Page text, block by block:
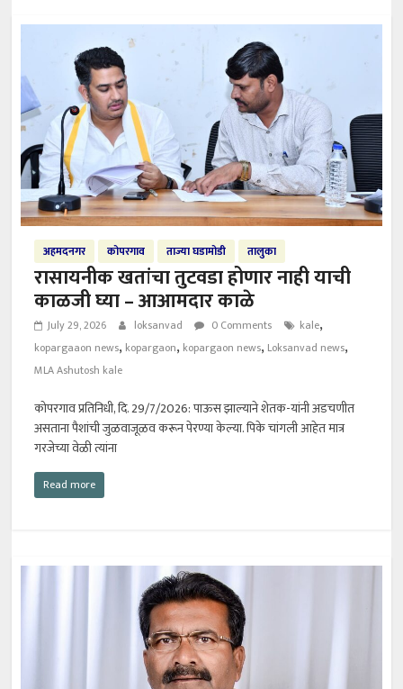
अहमदनगर कोपरगाव ताज्या घडामोडी तालुका
रासायनीक खतांचा तुटवडा होणार नाही याची
काळजी घ्या – आआमदार काळे
July 29, 2026 loksanvad 0 Comments kale,
kopargaaon news, kopargaon, kopargaon news, Loksanvad news,
MLA Ashutosh kale
कोपरगाव प्रतिनिधी, दि. 29/7/2026: पाऊस झाल्याने शेतक-यांनी अडचणीत
असताना पैशांची जुळवाजूळव करून पेरण्या केल्या. पिके चांगली आहेत मात्र
गरजेच्या वेळी त्यांना
Read more